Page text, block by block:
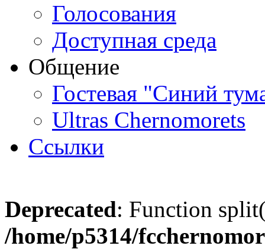
Голосования
Доступная среда
Общение
Гостевая "Синий
Ultras Chernomorets
Ссылки
Deprecated: Function
/home/p5314/